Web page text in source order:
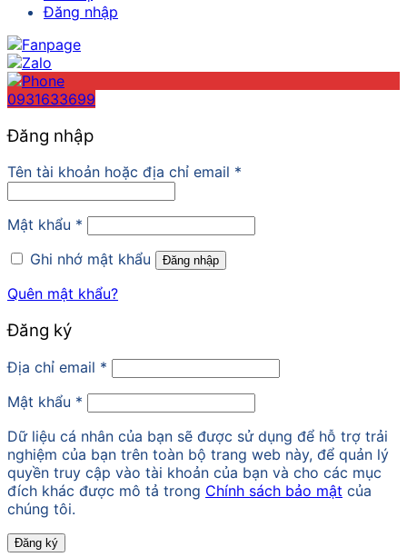
Đăng nhập
0931633699
Đăng nhập
Tên tài khoản hoặc địa chỉ email *
Mật khẩu *
Ghi nhớ mật khẩu
Đăng nhập
Quên mật khẩu?
Đăng ký
Địa chỉ email *
Mật khẩu *
Dữ liệu cá nhân của bạn sẽ được sử dụng để hỗ trợ trải
nghiệm của bạn trên toàn bộ trang web này, để quản lý
quyền truy cập vào tài khoản của bạn và cho các mục
đích khác được mô tả trong Chính sách bảo mật của
chúng tôi.
Đăng ký